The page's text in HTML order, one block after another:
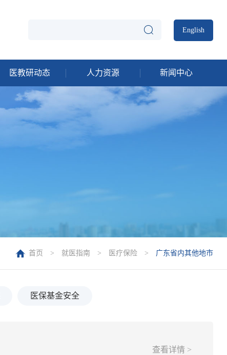
English
医教研动态 人力资源 新闻中心
首页 > 就医指南 > 医疗保险 > 广东省内其他地市
医保基金安全
查看详情 >